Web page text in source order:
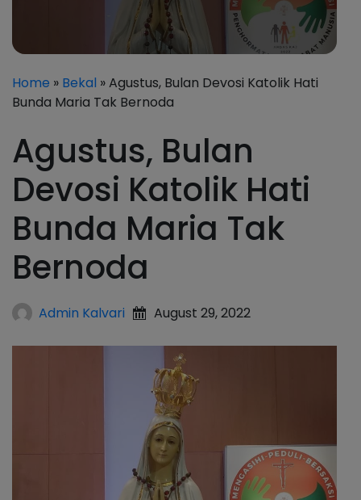
Home » Bekal » Agustus, Bulan Devosi Katolik Hati
Bunda Maria Tak Bernoda
Agustus, Bulan
Devosi Katolik Hati
Bunda Maria Tak
Bernoda
Admin Kalvari August 29, 2022